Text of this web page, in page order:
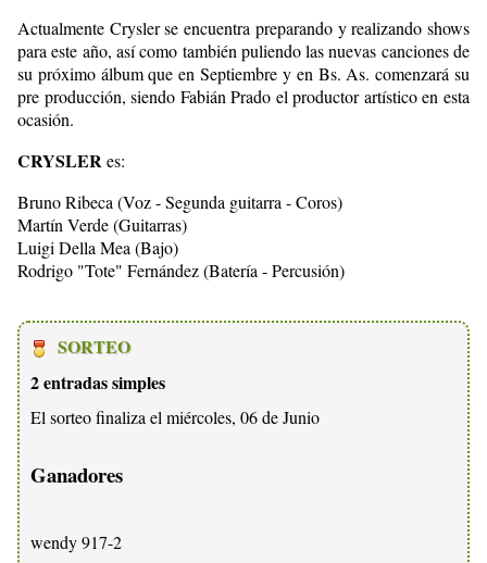
Actualmente Crysler se encuentra preparando y realizando shows
para este año, así como también puliendo las nuevas canciones de
su próximo álbum que en Septiembre y en Bs. As. comenzará su
pre producción, siendo Fabián Prado el productor artístico en esta
ocasión.
CRYSLERes:
Bruno Ribeca (Voz - Segunda guitarra - Coros)
Martín Verde (Guitarras)
Luigi Della Mea (Bajo)
Rodrigo "Tote" Fernández (Batería - Percusión)
SORTEO
2 entradas simples
El sorteo finaliza el miércoles, 06 de Junio
Ganadores
wendy 917-2